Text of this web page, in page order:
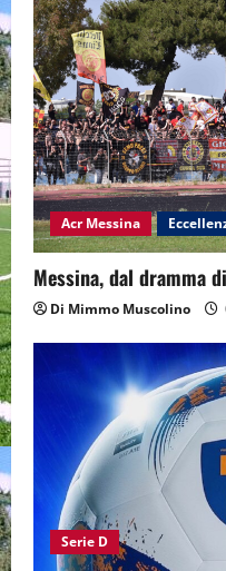
Acr Messina
Messina, dal dramma
Di Mimmo Muscolino
Serie D